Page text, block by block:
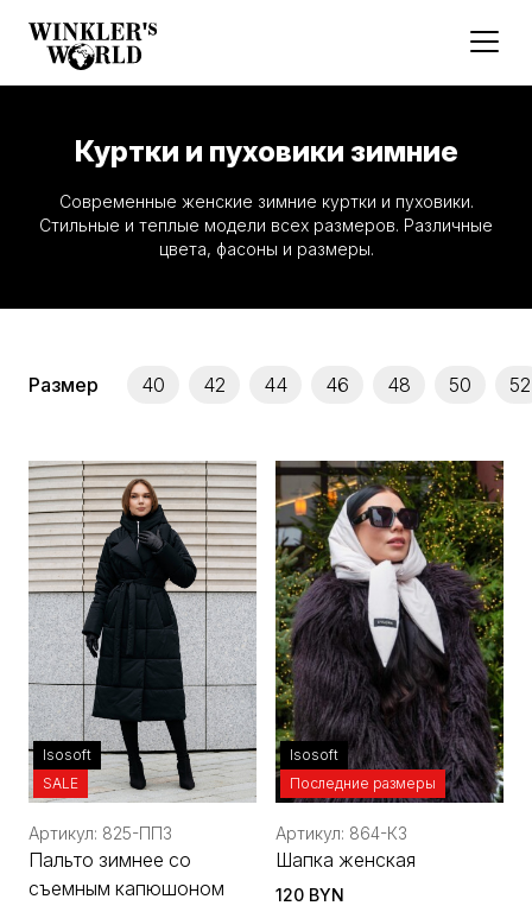
Куртки и пуховики зимние
Современные женские зимние куртки и пуховики.
Стильные и теплые модели всех размеров. Различные
цвета, фасоны и размеры.
Размер 40 42 44 46 48 50 52
Isosoft
SALE
Артикул: 825-ППЗ
Пальто зимнее со
съемным капюшоном
Isosoft
Последние размеры
Артикул: 864-КЗ
Шапка женская
120 BYN